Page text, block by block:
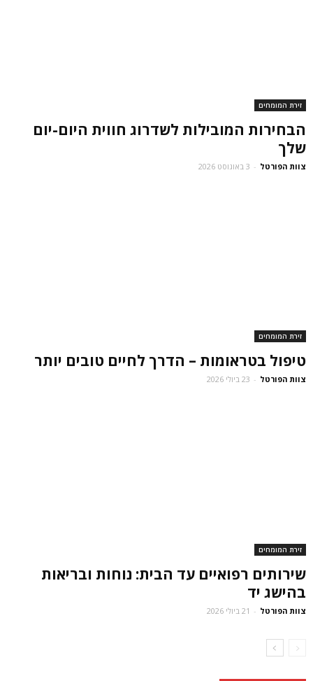
זירת המומחים
הבחירות המובילות לשדרוג חווית היום-יום
שלך
צוות הפורטל - 3 באוגוסט 2026
זירת המומחים
טיפול בטראומות – הדרך לחיים טובים יותר
צוות הפורטל - 23 ביולי 2026
זירת המומחים
שירותים רפואיים עד הבית: נוחות ובריאות
בהישג יד
צוות הפורטל - 21 ביולי 2026